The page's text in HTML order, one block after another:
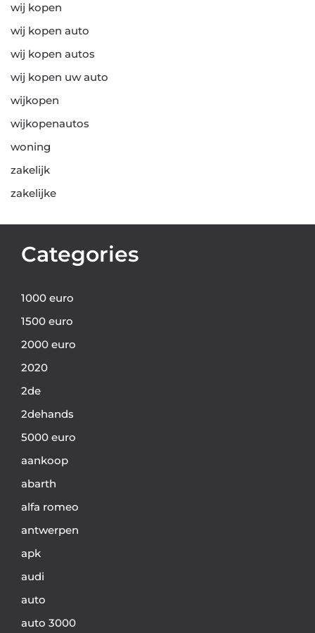
wij kopen
wij kopen auto
wij kopen autos
wij kopen uw auto
wijkopen
wijkopenautos
woning
zakelijk
zakelijke
Categories
1000 euro
1500 euro
2000 euro
2020
2de
2dehands
5000 euro
aankoop
abarth
alfa romeo
antwerpen
apk
audi
auto
auto 3000